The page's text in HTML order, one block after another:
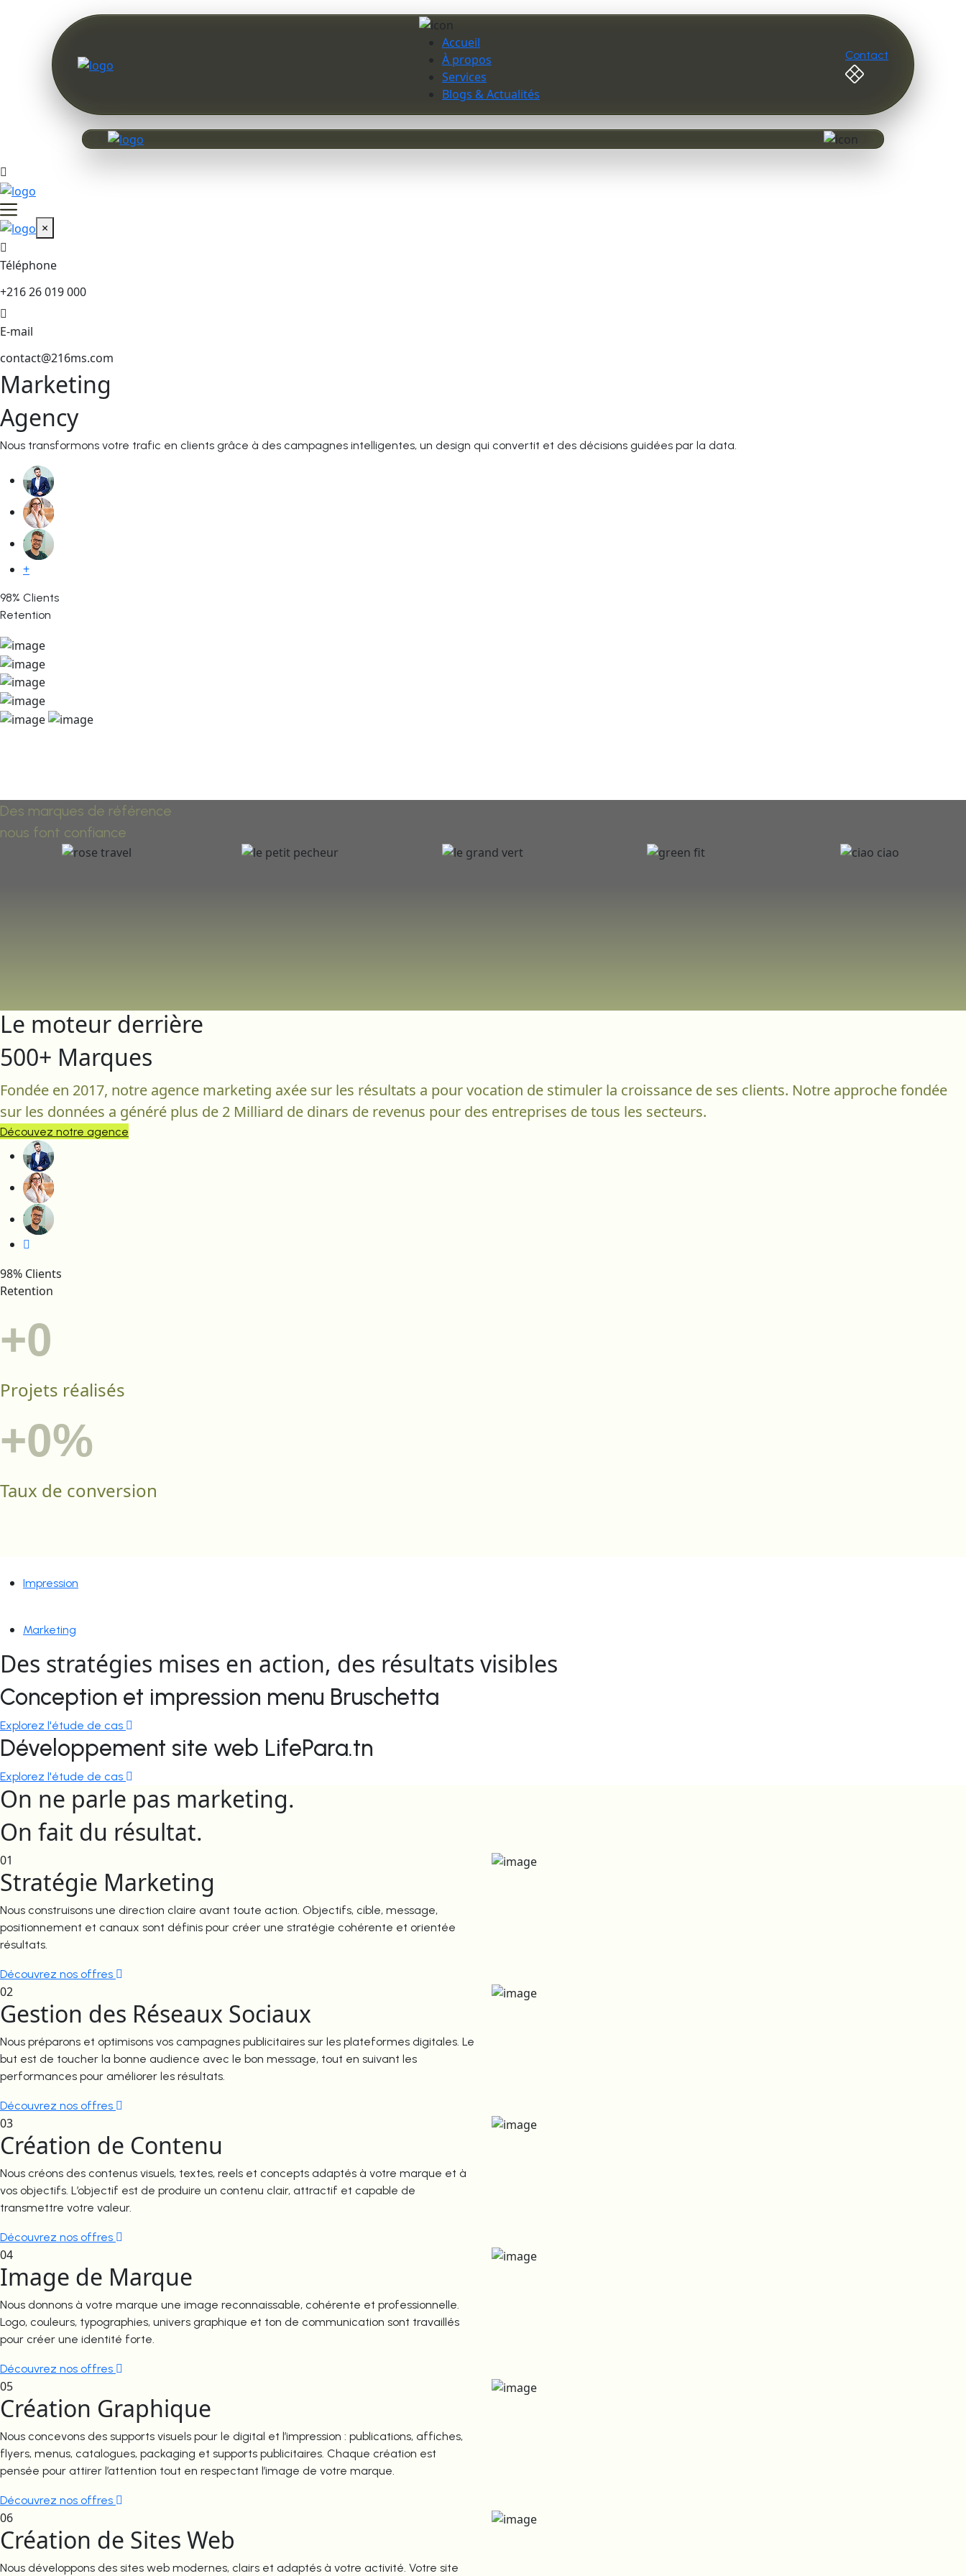
Accueil
À propos
Services
Blogs & Actualités
Contact
×
Téléphone
+216 26 019 000
E-mail
contact@216ms.com
Marketing
Agency
Nous transformons votre trafic en clients grâce à des campagnes intelligentes, un design qui convertit et des décisions guidées par la data.
+
98% Clients
Retention
Des marques de référence
nous font confiance
Le moteur derrière
500+ Marques
Fondée en 2017, notre agence marketing axée sur les résultats a pour vocation de stimuler la croissance de ses clients. Notre approche fondée
sur les données a généré plus de 2 Milliard de dinars de revenus pour des entreprises de tous les secteurs.
Découvez notre agence
98% Clients
Retention
Projets réalisés
+0
Taux de conversion
+0%
Impression
Marketing
Des stratégies mises en action, des résultats visibles
Conception et impression menu Bruschetta
Explorez l'étude de cas
Développement site web LifePara.tn
Explorez l'étude de cas
On ne parle pas marketing.
On fait du résultat.
01
Stratégie Marketing
Nous construisons une direction claire avant toute action. Objectifs, cible, message,
positionnement et canaux sont définis pour créer une stratégie cohérente et orientée
résultats.
Découvrez nos offres
02
Gestion des Réseaux Sociaux
Nous préparons et optimisons vos campagnes publicitaires sur les plateformes digitales. Le
but est de toucher la bonne audience avec le bon message, tout en suivant les
performances pour améliorer les résultats.
Découvrez nos offres
03
Création de Contenu
Nous créons des contenus visuels, textes, reels et concepts adaptés à votre marque et à
vos objectifs. L’objectif est de produire un contenu clair, attractif et capable de
transmettre votre valeur.
Découvrez nos offres
04
Image de Marque
Nous donnons à votre marque une image reconnaissable, cohérente et professionnelle.
Logo, couleurs, typographies, univers graphique et ton de communication sont travaillés
pour créer une identité forte.
Découvrez nos offres
05
Création Graphique
Nous concevons des supports visuels pour le digital et l’impression : publications, affiches,
flyers, menus, catalogues, packaging et supports publicitaires. Chaque création est
pensée pour attirer l’attention tout en respectant l’image de votre marque.
Découvrez nos offres
06
Création de Sites Web
Nous développons des sites web modernes, clairs et adaptés à votre activité. Votre site